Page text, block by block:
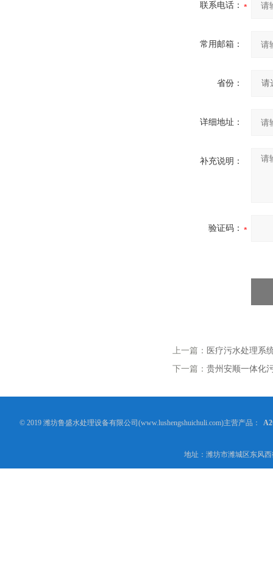
联系电话：
常用邮箱：
省份：
详细地址：
补充说明：
验证码：
上一篇： 医疗污水处理系
下一篇： 贵州安顺一体化
© 2019 潍坊鲁盛水处理设备有限公司(www.lushengshuichuli.com)主营产品：
地址：潍坊市潍城区东风